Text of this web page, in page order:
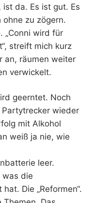
da. Es ist gut. Es
zu zögern.
„Conni wird für
streift mich kurz
an, räumen weiter
verwickelt.
geerntet. Noch
wieder
mit Alkohol
weiß ja nie, wie
leer.
was die
Die „Reformen“.